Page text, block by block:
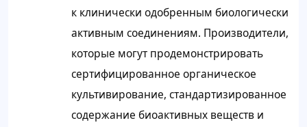
к клинически одобренным биологически
активным соединениям. Производители,
которые могут продемонстрировать
сертифицированное органическое
культивирование, стандартизированное
содержание биоактивных веществ и